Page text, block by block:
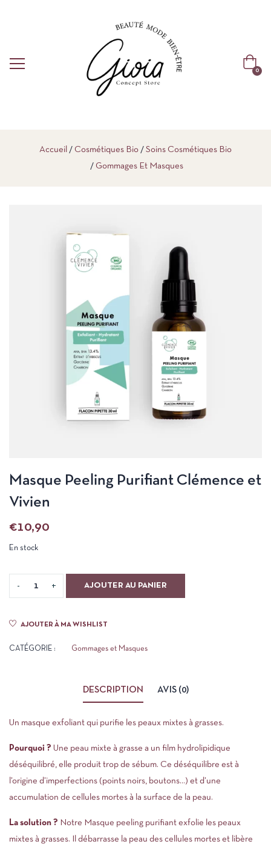
0
Accueil Cosmétiques Bio
Soins Cosmétiques Bio
Gommages Et Masques
Masque Peeling Purifiant Clémence et
Vivien
€10,90
En stock
AJOUTER AU PANIER
AJOUTER À MA WISHLIST
CATÉGORIE : Gommages et Masques
DESCRIPTION AVIS (0)
Un masque exfoliant qui purifie les peaux mixtes à grasses.
Pourquoi ? Une peau mixte à grasse a un film hydrolipidique
déséquilibré, elle produit trop de sébum. Ce déséquilibre est à
l’origine d’imperfections (points noirs, boutons…) et d’une
accumulation de cellules mortes à la surface de la peau.
La solution ? Notre Masque peeling purifiant exfolie les peaux
mixtes à grasses. Il débarrasse la peau des cellules mortes et libère